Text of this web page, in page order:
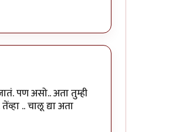
पण असो.. अता तुम्ही
.. चालू द्या अता